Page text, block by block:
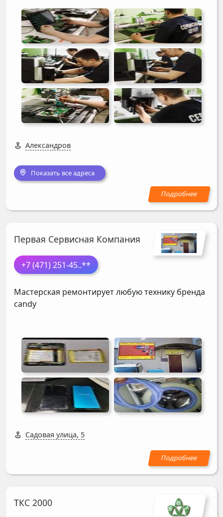
Александров
Показать все адреса
Первая Сервисная Компания
+7 (471) 251-45..**
Мастерская ремонтирует любую технику бренда
candy
Садовая улица, 5
ТКС 2000